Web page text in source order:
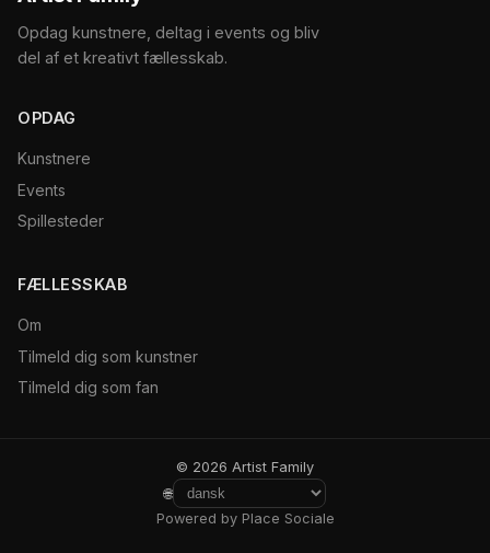
Opdag kunstnere, deltag i events og bliv
del af et kreativt fællesskab.
OPDAG
Kunstnere
Events
Spillesteder
FÆLLESSKAB
Om
Tilmeld dig som kunstner
Tilmeld dig som fan
© 2026 Artist Family
🌐
Powered by Place Sociale